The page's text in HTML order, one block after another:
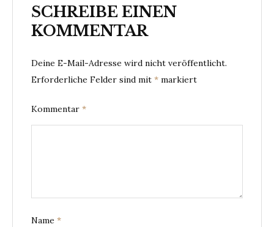
SCHREIBE EINEN
KOMMENTAR
Deine E-Mail-Adresse wird nicht veröffentlicht.
Erforderliche Felder sind mit * markiert
Kommentar *
Name *